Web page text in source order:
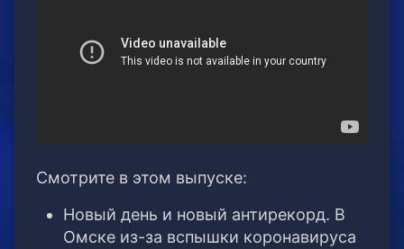
Смотрите в этом выпуске:
Новый день и новый антирекорд. В
Омске из-за вспышки коронавируса